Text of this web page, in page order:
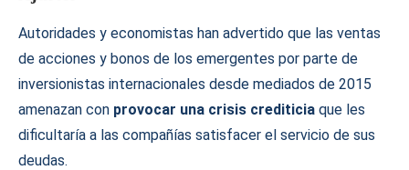
Autoridades y economistas han advertido que las ventas
de acciones y bonos de los emergentes por parte de
inversionistas internacionales desde mediados de 2015
amenazan con provocar una crisis crediticia que les
dificultaría a las compañías satisfacer el servicio de sus
deudas.